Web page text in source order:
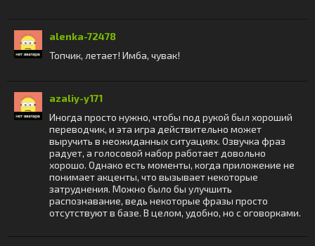
alenka-72478
Топчик, летает! Имба, чувак!
azaliy-y171
Иногда просто нужно, чтобы под рукой был хороший
переводчик, и эта игра действительно может
выручить в неожиданных ситуациях. Озвучка фраз
радует, а голосовой набор работает довольно
хорошо. Однако есть моменты, когда приложение не
понимает акценты, что вызывает некоторые
затруднения. Можно было бы улучшить
распознавание, ведь некоторые фразы просто
отсутствуют в базе. В целом, удобно, но с оговорками.